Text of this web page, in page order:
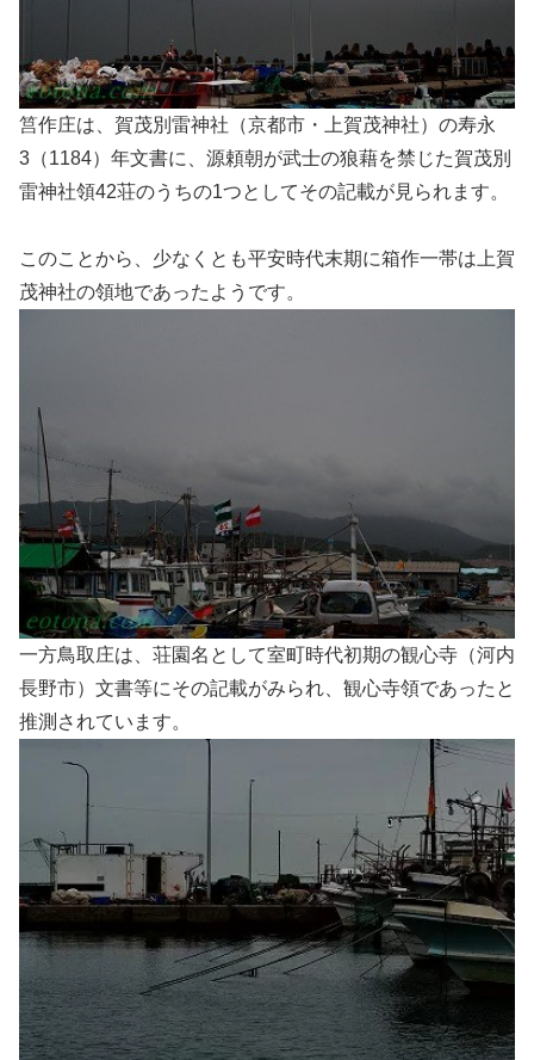
筥作庄は、賀茂別雷神社（京都市・上賀茂神社）の寿永
3（1184）年文書に、源頼朝が武士の狼藉を禁じた賀茂別
雷神社領42荘のうちの1つとしてその記載が見られます。
このことから、少なくとも平安時代末期に箱作一帯は上賀
茂神社の領地であったようです。
一方鳥取庄は、荘園名として室町時代初期の観心寺（河内
長野市）文書等にその記載がみられ、観心寺領であったと
推測されています。